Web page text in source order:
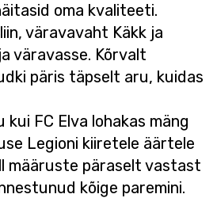
oma kvaliteeti.
väravavaht Käkk ja
väravasse. Kõrvalt
päris täpselt aru, kuidas
kui FC Elva lohakas mäng
Legioni kiiretele äärtele
määruste päraselt vastast
kõige paremini.